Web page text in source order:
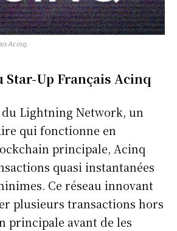
Acinq.
Star-Up Français Acinq
du Lightning Network, un
qui fonctionne en
principale, Acinq
quasi instantanées
Ce réseau innovant
plusieurs transactions hors
principale avant de les